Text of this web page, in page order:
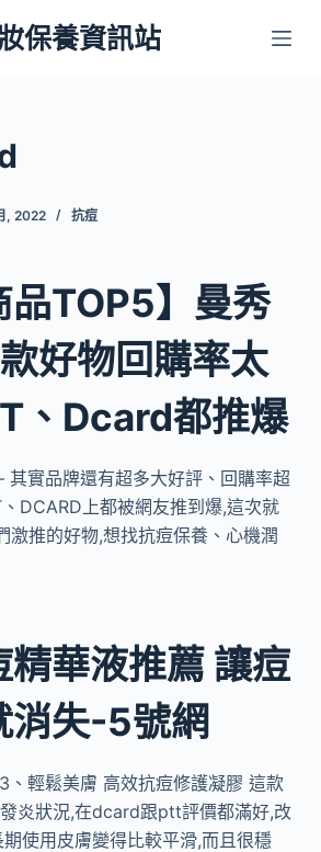
保養資訊站
, 2022 抗痘
品TOP5】曼秀
好物回購率太
、Dcard都推爆
其實品牌還有超多大好評、回購率超
DCARD上都被網友推到爆,這次就
激推的好物,想找抗痘保養、心機潤
精華液推薦 讓痘
消失-5號網
、輕鬆美膚 高效抗痘修護凝膠 這款
炎狀況,在dcard跟ptt評價都滿好,改
使用皮膚變得比較平滑,而且很穩